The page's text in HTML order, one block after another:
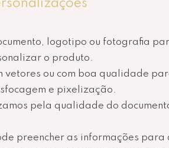
logotipo ou fotografia
o produto.
vetores ou com boa qualidade
e pixelização.
pela qualidade do
preencher as informações para